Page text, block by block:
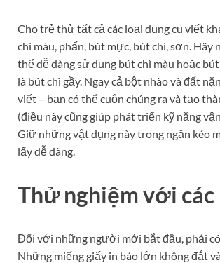
Cho trẻ thử tất cả các loại dụng cụ viết
chì màu, phấn, bút mực, bút chì, sơn. Hãy
thể dễ dàng sử dụng bút chì màu hoặc
là bút chì gầy. Ngay cả bột nhào và đất
viết – bạn có thể cuộn chúng ra và tạo
(điều này cũng giúp phát triển kỹ năng
Giữ những vật dụng này trong ngăn kéo
lấy dễ dàng.
Thử nghiệm với các
Đối với những người mới bắt đầu, phải
Những miếng giấy in báo lớn không đắt